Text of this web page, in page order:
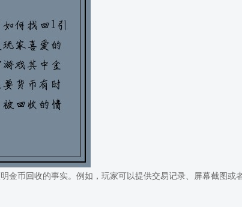
金币回收的事实。例如，玩家可以提供交易记录、屏幕截图或